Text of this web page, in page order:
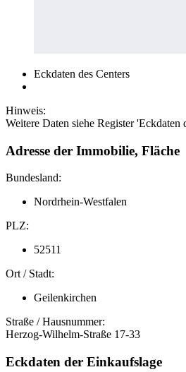
Eckdaten des Centers
Hinweis:
Weitere Daten siehe Register 'Eckdaten
Adresse der Immobilie, Fläche
Bundesland:
Nordrhein-Westfalen
PLZ:
52511
Ort / Stadt:
Geilenkirchen
Straße / Hausnummer:
Herzog-Wilhelm-Straße 17-33
Eckdaten der Einkaufslage